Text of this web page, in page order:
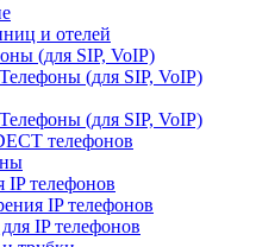
и отелей
(для SIP, VoIP)
(для SIP, VoIP)
(для SIP, VoIP)
телефонов
IP телефонов
IP телефонов
IP телефонов